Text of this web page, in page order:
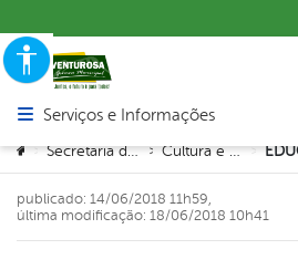
Abrir menu principal de navegação
Serviços e Informações
Você está aqui:
> Secretaria de Educação > Cultura e Desportos >
publicado: 14/06/2018 11h59,
última modificação: 18/06/2018 10h41